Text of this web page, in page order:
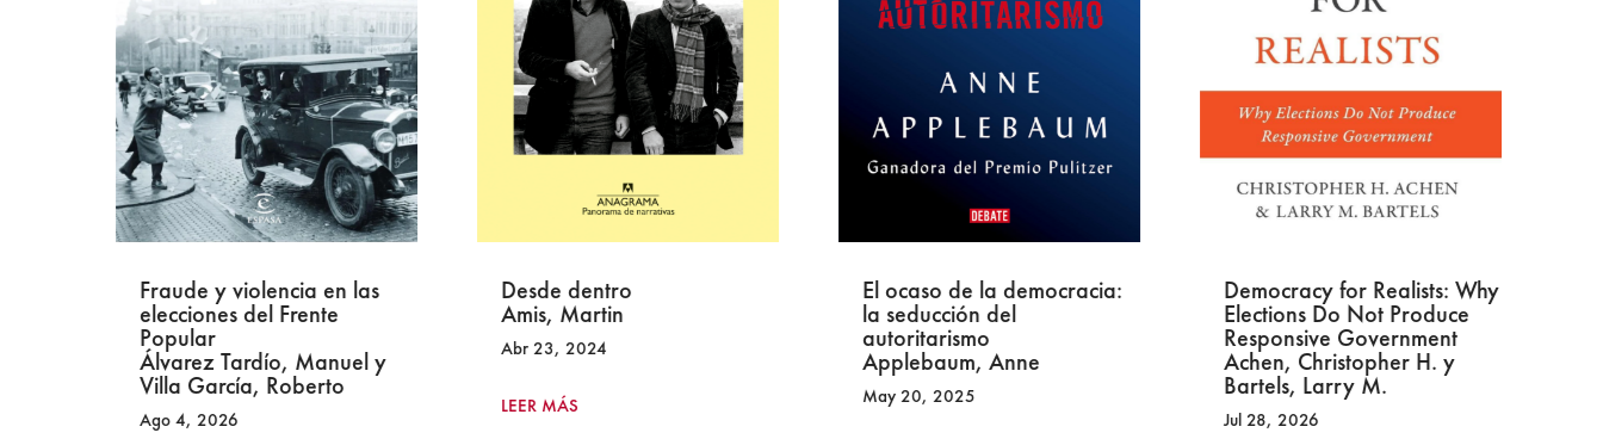
Fraude y violencia en las
elecciones del Frente
Popular
Álvarez Tardío, Manuel y
Villa García, Roberto
Ago 4, 2026
Desde dentro
Amis, Martin
Abr 23, 2024
LEER MÁS
El ocaso de la democracia:
la seducción del
autoritarismo
Applebaum, Anne
May 20, 2025
Democracy for Realists: Why
Elections Do Not Produce
Responsive Government
Achen, Christopher H. y
Bartels, Larry M.
Jul 28, 2026